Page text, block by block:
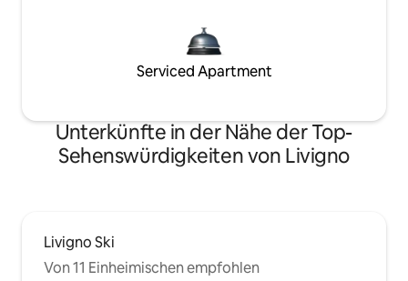
Serviced Apartment
Unterkünfte in der Nähe der Top-
Sehenswürdigkeiten von Livigno
Livigno Ski
Von 11 Einheimischen empfohlen